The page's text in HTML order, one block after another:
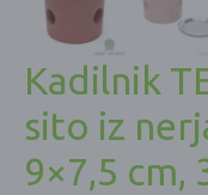
Kadilnik
sito iz
9×7,5 cm,